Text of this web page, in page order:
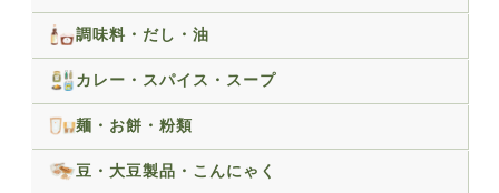
調味料・だし・油
カレー・スパイス・スープ
麺・お餅・粉類
豆・大豆製品・こんにゃく